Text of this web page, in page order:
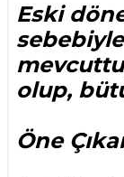
Eski
olup,
Öne